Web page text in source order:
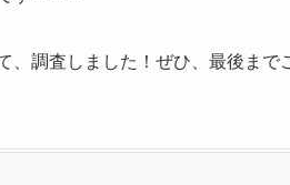
調査しました！ぜひ、最後まで